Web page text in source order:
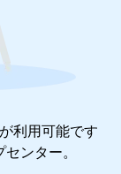
利用可能です
センター。